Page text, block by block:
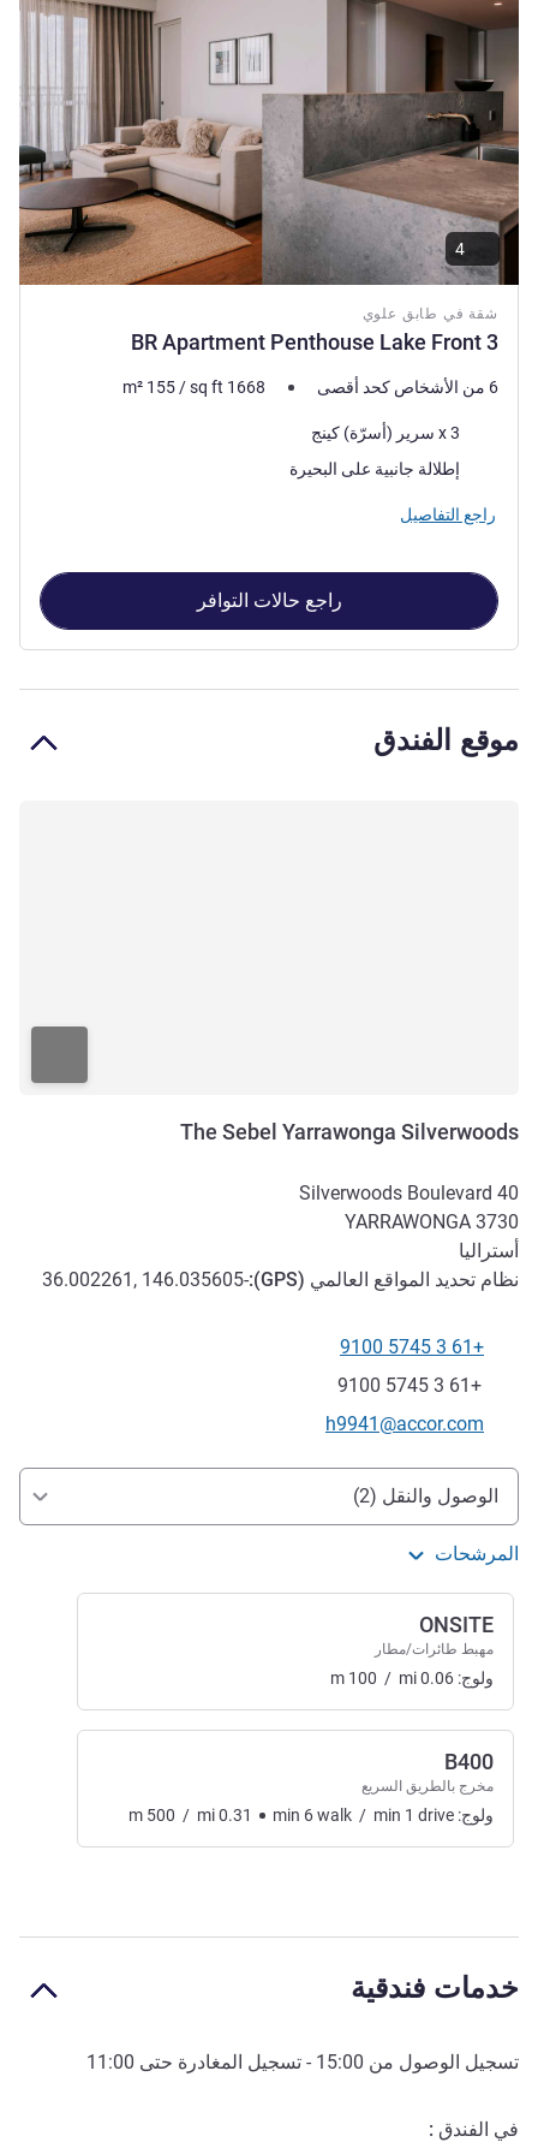
شقة في طابق علوي
3 BR Apartment Penthouse Lake Front
6 من الأشخاص كحد أقصى m² 155/sq ft 1668
فرش السرير
3 x سرير (أسرّة) كينج
المناظر:إطلالة جانبية على البحيرة
راجع التفاصيل
راجع حالات التوافر
موقع الفندق
The Sebel Yarrawonga Silverwoods
40 Silverwoods Boulevard
3730
YARRAWONGA
أستراليا
نظام تحديد المواقع العالمي (GPS
):
-36.002261, 146.035605
الهاتف
+61 3 5745 9100
فاكس
+61 3 5745 9100
تواصل معنا عبر البريد الإلكتروني
h9941@accor.com
الوصول والتنقل
الوصول والنقل (2)
المرشحات
ONSITE
مهبط طائرات/مطار
ولوج: m 100 / mi0.06
B400
مخرج بالطريق السريع
ولوج: m 500 / mi0.31 min 6walk / min 1 drive
خدمات فندقية
تسجيل الوصول من 15:00 - تسجيل المغادرة حتى 11:00
في الفندق